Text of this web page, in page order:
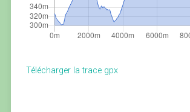
Télécharger la trace gpx